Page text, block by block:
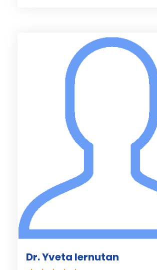
Dr. Yveta Iernutan